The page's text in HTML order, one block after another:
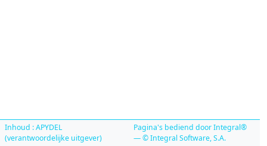
Inhoud : APYDEL
(verantwoordelijke uitgever)
Pagina's bediend door Integral®
— © Integral Software, S.A.